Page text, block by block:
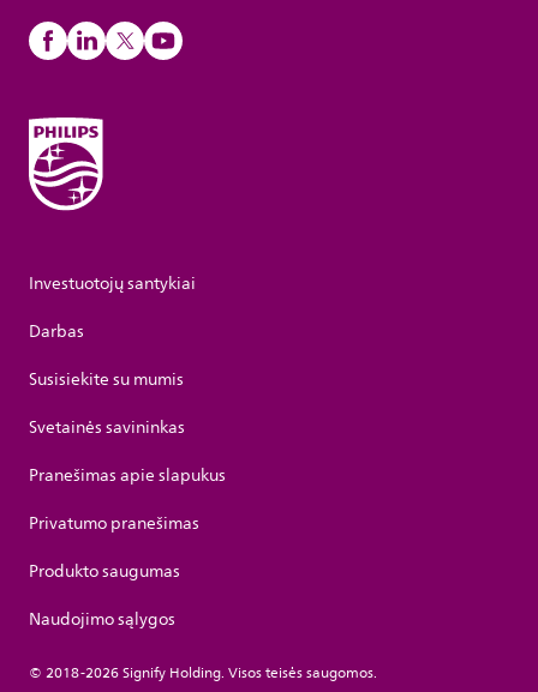
Investuotojų santykiai
Darbas
Susisiekite su mumis
Svetainės savininkas
Pranešimas apie slapukus
Privatumo pranešimas
Produkto saugumas
Naudojimo sąlygos
© 2018-2026 Signify Holding. Visos teisės saugomos.